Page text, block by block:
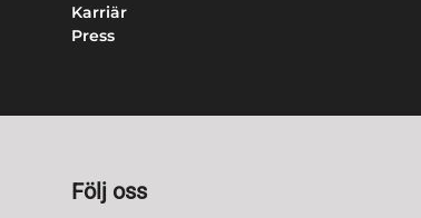
Karriär
Press
Följ oss